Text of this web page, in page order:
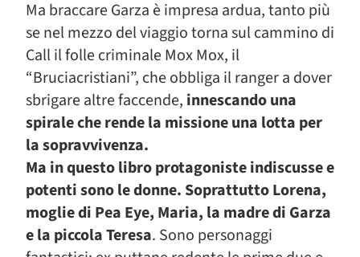
Ma braccare Garza è impresa ardua, tanto più
se nel mezzo del viaggio torna sul cammino di
Call il folle criminale Mox Mox, il
“Bruciacristiani”, che obbliga il ranger a dover
sbrigare altre faccende, innescando una
spirale che rende la missione una lotta per
la sopravvivenza.
Ma in questo libro protagoniste indiscusse e
potenti sono le donne. Soprattutto Lorena,
moglie di Pea Eye, Maria, la madre di Garza
e la piccola Teresa. Sono personaggi